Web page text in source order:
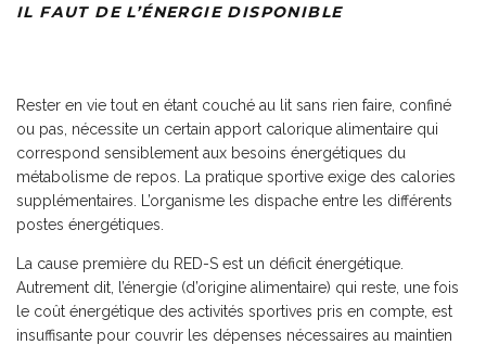
IL FAUT DE L’ÉNERGIE DISPONIBLE
Rester en vie tout en étant couché au lit sans rien faire, confiné
ou pas, nécessite un certain apport calorique alimentaire qui
correspond sensiblement aux besoins énergétiques du
métabolisme de repos. La pratique sportive exige des calories
supplémentaires. L’organisme les dispache entre les différents
postes énergétiques.
La cause première du RED-S est un déficit énergétique.
Autrement dit, l’énergie (d’origine alimentaire) qui reste, une fois
le coût énergétique des activités sportives pris en compte, est
insuffisante pour couvrir les dépenses nécessaires au maintien